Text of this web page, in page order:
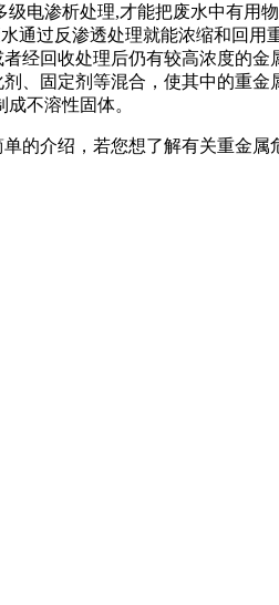
渗析处理,才能把废水中有用
通过反渗透处理就能浓缩和回
经回收处理后仍有较高浓度的
、固定剂等混合，使其中的重
不溶性固体。
的介绍，若您想了解有关重金